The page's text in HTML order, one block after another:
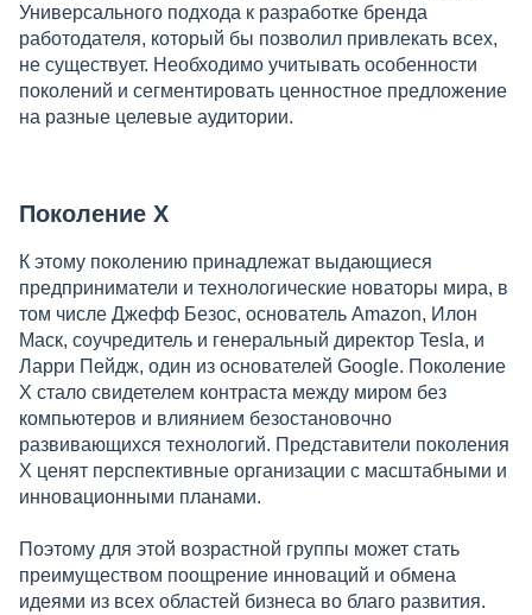
Универсального подхода к разработке бренда
работодателя, который бы позволил привлекать всех,
не существует. Необходимо учитывать особенности
поколений и сегментировать ценностное предложение
на разные целевые аудитории.
Поколение X
К этому поколению принадлежат выдающиеся
предприниматели и технологические новаторы мира, в
том числе Джефф Безос, основатель Amazon, Илон
Маск, соучредитель и генеральный директор Tesla, и
Ларри Пейдж, один из основателей Google. Поколение
X стало свидетелем контраста между миром без
компьютеров и влиянием безостановочно
развивающихся технологий. Представители поколения
X ценят перспективные организации с масштабными и
инновационными планами.
Поэтому для этой возрастной группы может стать
преимуществом поощрение инноваций и обмена
идеями из всех областей бизнеса во благо развития.